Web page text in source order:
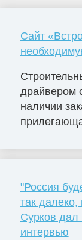
Сайт
драйвером
наличии
"Россия
так
Сурков дал
интервью